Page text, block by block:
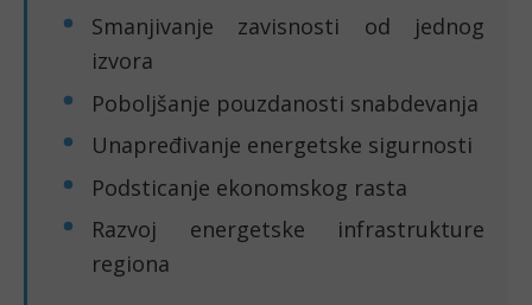
Smanjivanje zavisnosti od jednog
izvora
Poboljšanje pouzdanosti snabdevanja
Unapređivanje energetske sigurnosti
Podsticanje ekonomskog rasta
Razvoj energetske infrastrukture
regiona